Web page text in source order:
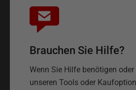
Brauchen Sie Hilfe?
Wenn Sie Hilfe benötigen oder
unseren Tools oder